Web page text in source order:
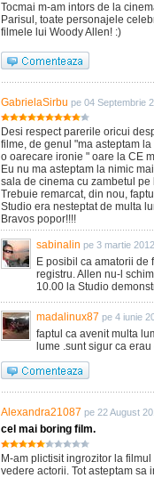
Tocmai m-am intors de la
Parisul, toate personajele
filmele lui Woody Allen! :)
GabrielaSirbu pe 04 Septembrie
Desi respect parerile oricui
filme, de genul "ma asteptam
o oarecare ironie " oare la CE
Eu nu ma asteptam la nimic
sala de cinema cu zambetul
Trebuie remarcat, din nou,
Studio era nesteptat de multa
Bravos popor!!!!
sabinalin pe 3 martie
E posibil ca amatorii de
registru. Allen nu-l
10.00 la Studio
madalinux87 pe 4 iunie
faptul ca avenit multa
lume .sunt sigur ca
Alexandra21087 pe 22 August
cel mai boring film.
M-am plictisit ingrozitor la
vedere actorii. Tot asteptam sa